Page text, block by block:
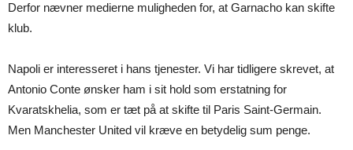
Derfor nævner medierne muligheden for, at Garnacho kan skifte
klub.
Napoli er interesseret i hans tjenester. Vi har tidligere skrevet, at
Antonio Conte ønsker ham i sit hold som erstatning for
Kvaratskhelia, som er tæt på at skifte til Paris Saint-Germain.
Men Manchester United vil kræve en betydelig sum penge.